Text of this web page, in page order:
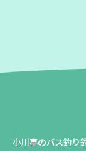
小川亭のバス釣り